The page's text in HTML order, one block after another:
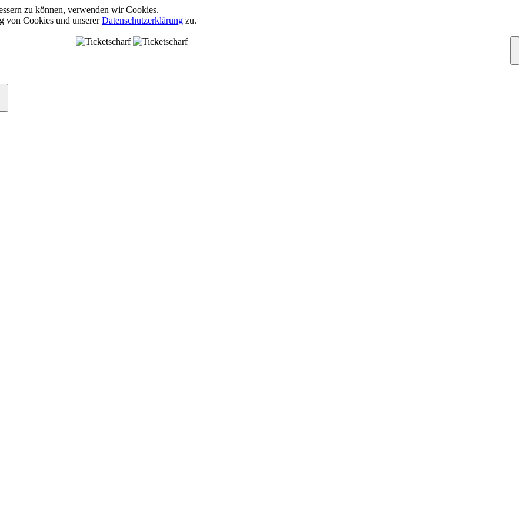
zu können, verwenden wir Cookies.
von Cookies und unsererDatenschutzerklärung zu.